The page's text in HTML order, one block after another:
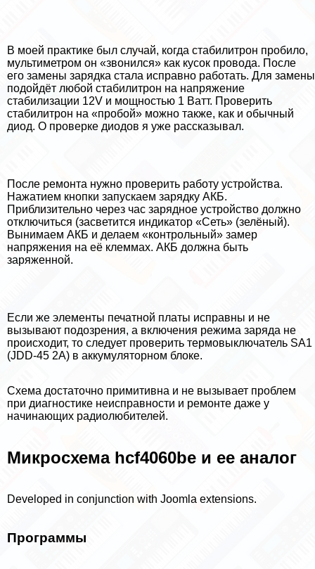
В моей пpaктике был случай, когда стабилитрон пробило,
мультиметром он «звонился» как кусок провода. После
его замены зарядка стала исправно работать. Для замены
подойдёт любой стабилитрон на напряжение
стабилизации 12V и мощностью 1 Ватт. Проверить
стабилитрон на «пробой» можно также, как и обычный
диод. О проверке диодов я уже рассказывал.
После ремонта нужно проверить работу устройства.
Нажатием кнопки запускаем зарядку АКБ.
Приблизительно через час зарядное устройство должно
отключиться (засветится индикатор «Сеть» (зелёный).
Вынимаем АКБ и делаем «контрольный» замер
напряжения на её клеммах. АКБ должна быть
заряженной.
Если же элементы печатной платы исправны и не
вызывают подозрения, а включения режима заряда не
происходит, то следует проверить термовыключатель SA1
(JDD-45 2A) в аккумуляторном блоке.
Схема достаточно примитивна и не вызывает проблем
при диагностике неисправности и ремонте даже у
начинающих радиолюбителей.
Микросхема hcf4060be и ее аналог
Developed in conjunction with Joomla extensions.
Программы